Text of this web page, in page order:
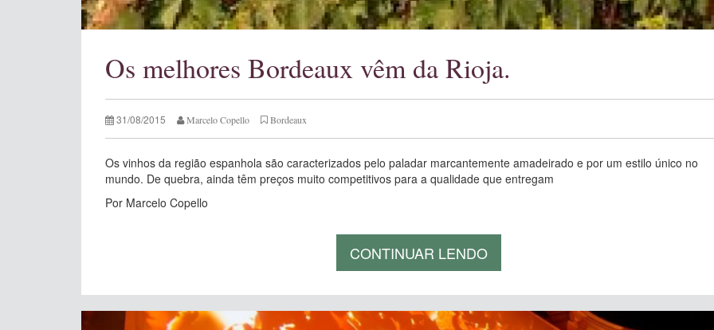
Os melhores Bordeaux vêm da Rioja.
31/08/2015 Marcelo Copello Bordeaux
Os vinhos da região espanhola são caracterizados pelo paladar marcantemente amadeirado e por um estilo único no
mundo. De quebra, ainda têm preços muito competitivos para a qualidade que entregam
Por Marcelo Copello
CONTINUAR LENDO